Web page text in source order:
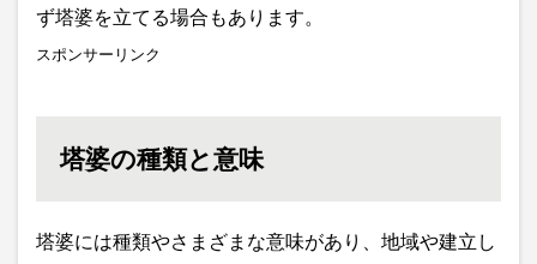
ず塔婆を立てる場合もあります。
スポンサーリンク
塔婆の種類と意味
塔婆には種類やさまざまな意味があり、地域や建立し